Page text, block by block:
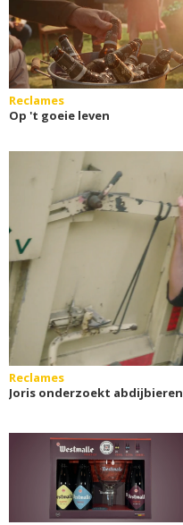
Reclames
Op 't goeie leven
Reclames
Joris onderzoekt abdijbieren